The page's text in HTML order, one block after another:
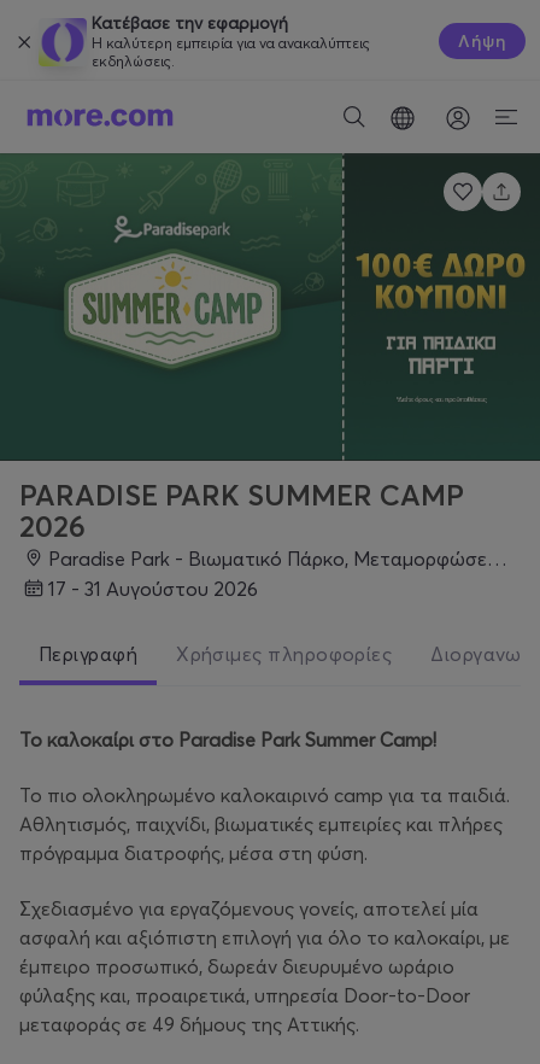
Κατέβασε την εφαρμογή
Η καλύτερη εμπειρία για να ανακαλύπτεις
εκδηλώσεις.
Λήψη
PARADISE PARK SUMMER CAMP
2026
Paradise Park - Βιωματικό Πάρκο, Μεταμορφώσεως 100, Αχαρνές
17 - 31 Αυγούστου 2026
Περιγραφή Χρήσιμες πληροφορίες
Το καλοκαίρι στο Paradise Park Summer Camp!
Το πιο ολοκληρωμένο καλοκαιρινό camp για τα παιδιά.
Αθλητισμός, παιχνίδι, βιωματικές εμπειρίες και πλήρες
πρόγραμμα διατροφής, μέσα στη φύση.
Σχεδιασμένο για εργαζόμενους γονείς, αποτελεί μία
ασφαλή και αξιόπιστη επιλογή για όλο το καλοκαίρι, με
έμπειρο προσωπικό, δωρεάν διευρυμένο ωράριο
φύλαξης και, προαιρετικά, υπηρεσία Door-to-Door
μεταφοράς σε 49 δήμους της Αττικής.